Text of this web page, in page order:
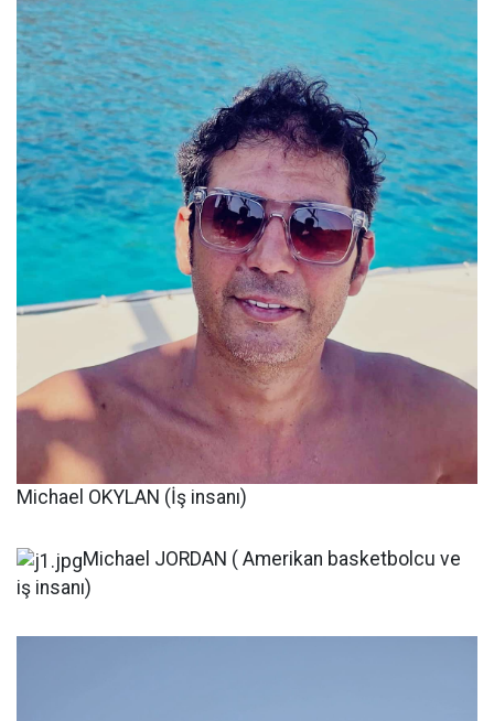
Michael OKYLAN (İş insanı)
Michael JORDAN ( Amerikan basketbolcu ve
iş insanı)